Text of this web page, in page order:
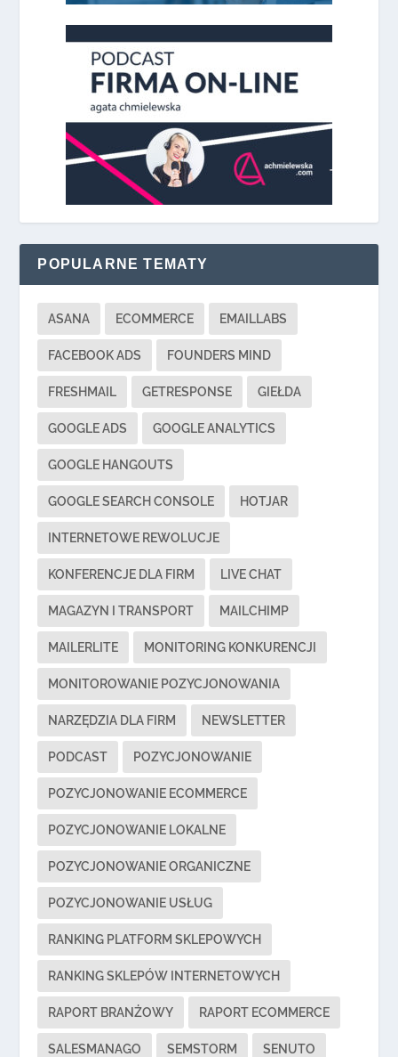
POPULARNE TEMATY
ASANA ECOMMERCE EMAILLABS
FACEBOOK ADS FOUNDERS MIND
FRESHMAIL GETRESPONSE GIEŁDA
GOOGLE ADS GOOGLE ANALYTICS
GOOGLE HANGOUTS
GOOGLE SEARCH CONSOLE HOTJAR
INTERNETOWE REWOLUCJE
KONFERENCJE DLA FIRM LIVE CHAT
MAGAZYN I TRANSPORT MAILCHIMP
MAILERLITE MONITORING KONKURENCJI
MONITOROWANIE POZYCJONOWANIA
NARZĘDZIA DLA FIRM NEWSLETTER
PODCAST POZYCJONOWANIE
POZYCJONOWANIE ECOMMERCE
POZYCJONOWANIE LOKALNE
POZYCJONOWANIE ORGANICZNE
POZYCJONOWANIE USŁUG
RANKING PLATFORM SKLEPOWYCH
RANKING SKLEPÓW INTERNETOWYCH
RAPORT BRANŻOWY RAPORT ECOMMERCE
SALESMANAGO SEMSTORM SENUTO